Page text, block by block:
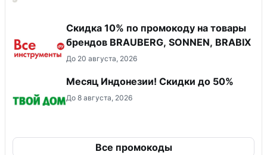
Скидка 10% по промокоду на товары
брендов BRAUBERG, SONNEN, BRABIX
До 20 августа, 2026
Месяц Индонезии! Скидки до 50%
До 8 августа, 2026
Все промокоды